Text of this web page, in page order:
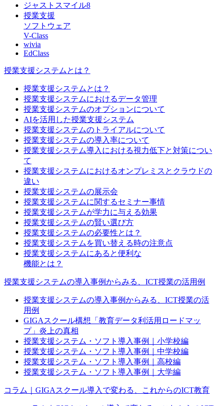
ジャストスマイル8
授業支援
ソフトウェア
V-Class
wivia
EdClass
授業支援システムとは？
授業支援システムとは？
授業支援システムにおけるデータ管理
授業支援システムのオプションについて
AIを活用した授業支援システム
授業支援システムのトライアルについて
授業支援システムの導入率について
授業支援システム導入における視力低下と対策につい
て
授業支援システムにおけるオンプレミスとクラウドの
違い
授業支援システムの展示会
授業支援システムに関するセミナー事情
授業支援システムが学力に与える効果
授業支援システムの賢い選び方
授業支援システムの必要性とは？
授業支援システムを買い替える時の注意点
授業支援システムにあると便利な
機能とは？
授業支援システムの導入事例からみる、ICT授業の活用例
授業支援システムの導入事例からみる、ICT授業の活
用例
GIGAスクール構想「教育データ利活用ロードマッ
プ」炎上の真相
授業支援システム・ソフト導入事例｜小学校編
授業支援システム・ソフト導入事例｜中学校編
授業支援システム・ソフト導入事例｜高校編
授業支援システム・ソフト導入事例｜大学編
コラム｜GIGAスクール導入で変わる、これからのICT教育